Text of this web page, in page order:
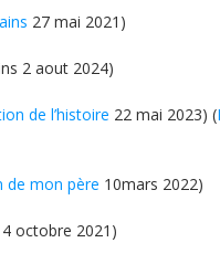
27 mai 2021)
2 aout 2024)
de l’histoire 22 mai 2023) (
de mon père 10mars 2022)
4 octobre 2021)